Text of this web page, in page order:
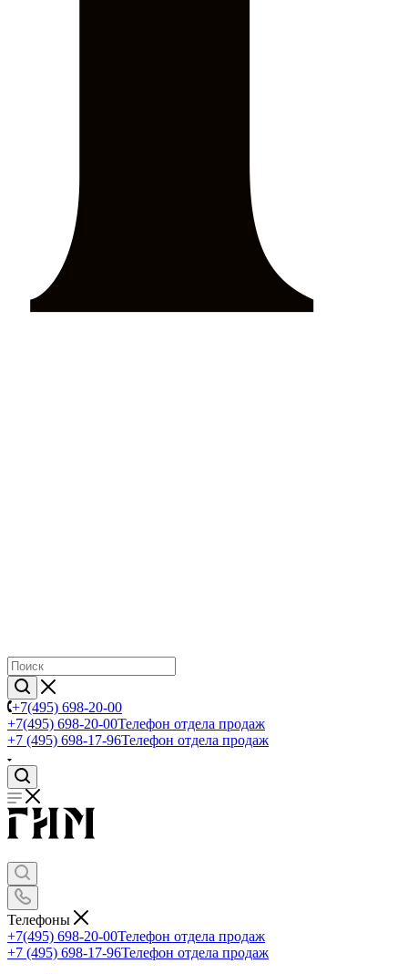
+7(495) 698-20-00
+7(495) 698-20-00Телефон отдела продаж
+7 (495) 698-17-96Телефон отдела продаж
Телефоны
+7(495) 698-20-00Телефон отдела продаж
+7 (495) 698-17-96Телефон отдела продаж